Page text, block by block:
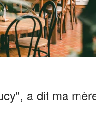
a dit ma